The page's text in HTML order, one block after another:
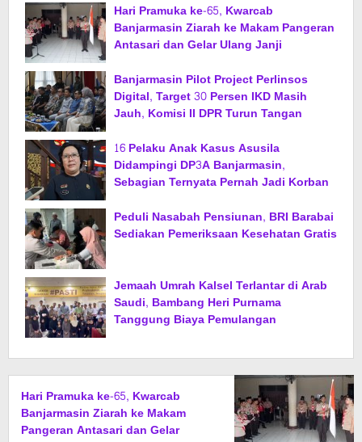
Hari Pramuka ke-65, Kwarcab
Banjarmasin Ziarah ke Makam Pangeran
Antasari dan Gelar Ulang Janji
Banjarmasin Pilot Project Perlinsos
Digital, Target 30 Persen IKD Masih
Jauh, Komisi II DPR Turun Tangan
16 Pelaku Anak Kasus Asusila
Didampingi DP3A Banjarmasin,
Sebagian Ternyata Pernah Jadi Korban
Peduli Nasabah Pensiunan, BRI Barabai
Sediakan Pemeriksaan Kesehatan Gratis
Jemaah Umrah Kalsel Terlantar di Arab
Saudi, Bambang Heri Purnama
Tanggung Biaya Pemulangan
Hari Pramuka ke-65, Kwarcab
Banjarmasin Ziarah ke Makam
Pangeran Antasari dan Gelar